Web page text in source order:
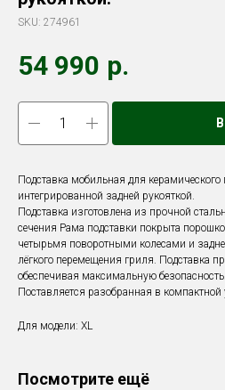
SKU: 274961
54 990 р.
Подставка мобильная для керамического
интегрированной задней рукояткой.
Подставка изготовлена из прочной
сечения Рама подставки покрыта
четырьмя поворотными колесами и
лёгкого перемещения гриля. Подставка
обеспечивая максимальную безопасность.
Поставляется разобранная в компактной
Для модели: XL
Посмотрите ещё